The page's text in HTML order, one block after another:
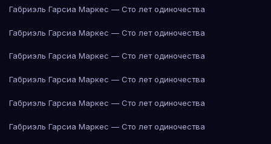
Габриэль Гарсиа Маркес — Сто лет одиночества
Габриэль Гарсиа Маркес — Сто лет одиночества
Габриэль Гарсиа Маркес — Сто лет одиночества
Габриэль Гарсиа Маркес — Сто лет одиночества
Габриэль Гарсиа Маркес — Сто лет одиночества
Габриэль Гарсиа Маркес — Сто лет одиночества